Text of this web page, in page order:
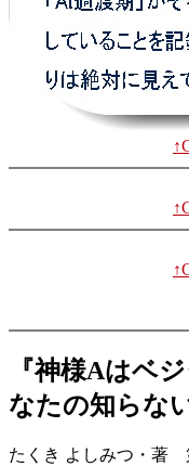
『神様Aはベ
なたの知らな
たくき よしみつ・著